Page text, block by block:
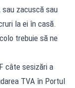
zacuscă sau
la ei în casă.
trebuie să ne
câte sesizări a
TVA în Portul